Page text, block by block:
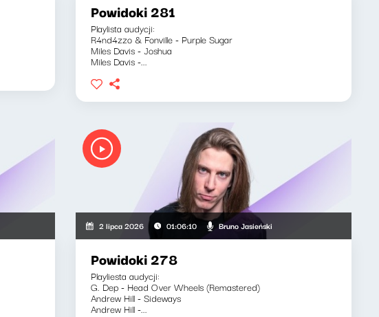
Powidoki 281
Playlista audycji:
R4nd4zzo & Fonville - Purple Sugar
Miles Davis - Joshua
Miles Davis -...
2 lipca 2026 01:06:10 Bruno Jasieński
Powidoki 278
Playliesta audycji:
G. Dep - Head Over Wheels (Remastered)
Andrew Hill - Sideways
Andrew Hill -...